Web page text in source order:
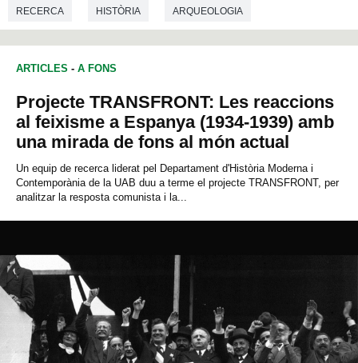
RECERCA HISTÒRIA ARQUEOLOGIA
ARTICLES - A FONS
Projecte TRANSFRONT: Les reaccions
al feixisme a Espanya (1934-1939) amb
una mirada de fons al món actual
Un equip de recerca liderat pel Departament d'Història Moderna i
Contemporània de la UAB duu a terme el projecte TRANSFRONT, per
analitzar la resposta comunista i la...